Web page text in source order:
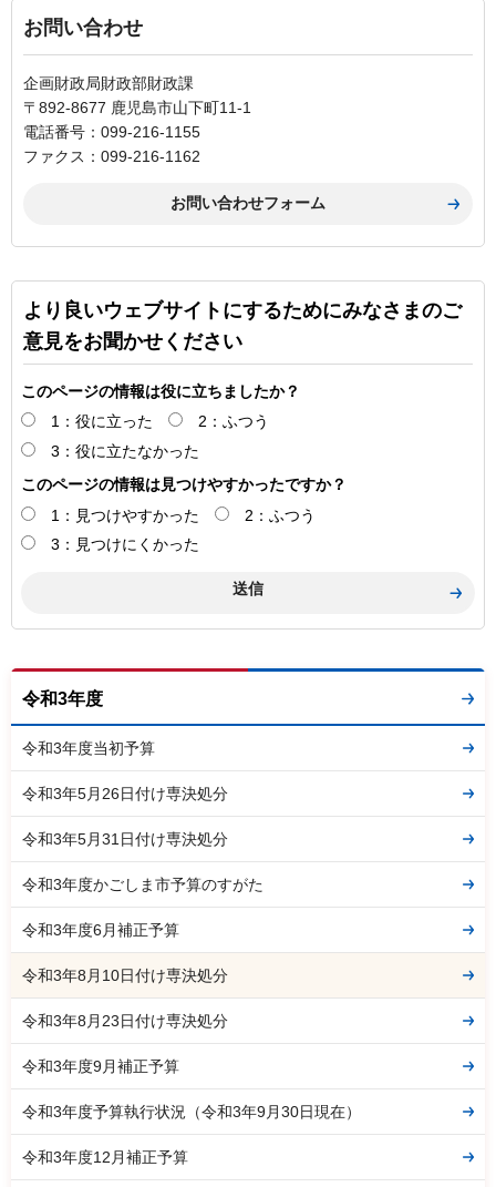
お問い合わせ
企画財政局財政部財政課
〒892-8677 鹿児島市山下町11-1
電話番号：099-216-1155
ファクス：099-216-1162
より良いウェブサイトにするためにみなさまのご
意見をお聞かせください
このページの情報は役に立ちましたか？
1：役に立った
2：ふつう
3：役に立たなかった
このページの情報は見つけやすかったですか？
1：見つけやすかった
2：ふつう
3：見つけにくかった
令和3年度
令和3年度当初予算
令和3年5月26日付け専決処分
令和3年5月31日付け専決処分
令和3年度かごしま市予算のすがた
令和3年度6月補正予算
令和3年8月10日付け専決処分
令和3年8月23日付け専決処分
令和3年度9月補正予算
令和3年度予算執行状況（令和3年9月30日現在）
令和3年度12月補正予算